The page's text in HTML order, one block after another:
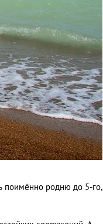
поимённо родню до 5-го,